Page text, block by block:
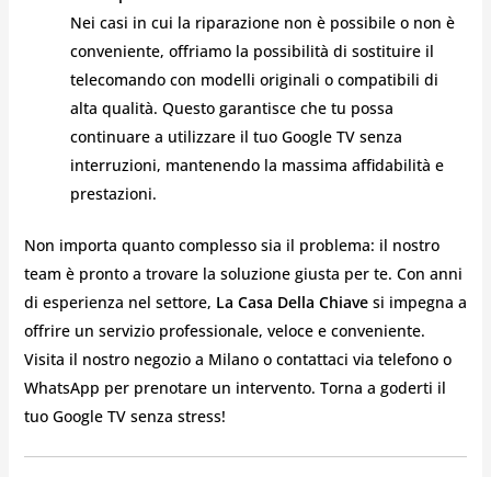
Nei casi in cui la riparazione non è possibile o non è
conveniente, offriamo la possibilità di sostituire il
telecomando con modelli originali o compatibili di
alta qualità. Questo garantisce che tu possa
continuare a utilizzare il tuo Google TV senza
interruzioni, mantenendo la massima affidabilità e
prestazioni.
Non importa quanto complesso sia il problema: il nostro
team è pronto a trovare la soluzione giusta per te. Con anni
di esperienza nel settore, La Casa Della Chiavesi impegna a
offrire un servizio professionale, veloce e conveniente.
Visita il nostro negozio a Milano o contattaci via telefono o
WhatsApp per prenotare un intervento. Torna a goderti il
tuo Google TV senza stress! ️